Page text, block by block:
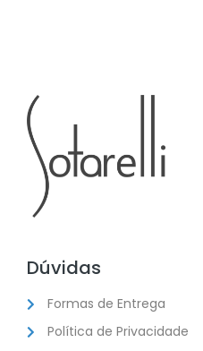
Dúvidas
Formas de Entrega
Política de Privacidade